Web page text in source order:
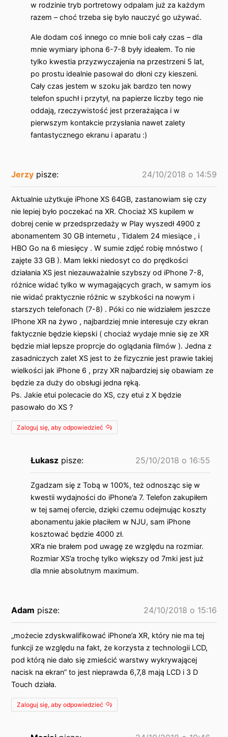
w rodzinie tryb portretowy odpalam już za każdym
razem – choć trzeba się było nauczyć go używać.
Ale dodam coś innego co mnie boli cały czas – dla
mnie wymiary iphona 6-7-8 były ideałem. To nie
tylko kwestia przyzwyczajenia na przestrzeni 5 lat,
po prostu idealnie pasował do dłoni czy kieszeni.
Cały czas jestem w szoku jak bardzo ten nowy
telefon spuchł i przytył, na papierze liczby tego nie
oddają, rzeczywistość jest przerażająca i w
pierwszym kontakcie przysłania nawet zalety
fantastycznego ekranu i aparatu :)
Jerzy pisze: 24/10/2018 o 14:59
Aktualnie użytkuje iPhone XS 64GB, zastanowiam się czy
nie lepiej było poczekać na XR. Chociaż XS kupilem w
dobrej cenie w przedsprzedaży w Play wyszedł 4900 z
abonamentem 30 GB internetu , Tidalem 24 miesiące , i
HBO Go na 6 miesięcy . W sumie zdjęć robię mnóstwo (
zajęte 33 GB ). Mam lekki niedosyt co do prędkości
działania XS jest niezauważalnie szybszy od iPhone 7-8,
różnice widać tylko w wymagających grach, w samym ios
nie widać praktycznie różnic w szybkości na nowym i
starszych telefonach (7-8) . Póki co nie widziałem jeszcze
IPhone XR na żywo , najbardziej mnie interesuje czy ekran
faktycznie będzie kiepski ( chociaż wydaje mnie się ze XR
będzie miał lepsze proprcje do oglądania filmów ). Jedna z
zasadniczych zalet XS jest to że fizycznie jest prawie takiej
wielkości jak iPhone 6 , przy XR najbardziej się obawiam ze
będzie za duży do obsługi jedna ręką.
Ps. Jakie etui polecacie do XS, czy etui z X będzie
pasowało do XS ?
Zaloguj się, aby odpowiedzieć
Łukasz pisze: 25/10/2018 o 16:55
Zgadzam się z Tobą w 100%, też odnosząc się w
kwestii wydajności do iPhone’a 7. Telefon zakupiłem
w tej samej ofercie, dzięki czemu odejmując koszty
abonamentu jakie płaciłem w NJU, sam iPhone
kosztować będzie 4000 zł.
XR’a nie brałem pod uwagę ze względu na rozmiar.
Rozmiar XS’a trochę tylko większy od 7mki jest już
dla mnie absolutnym maximum.
Adam pisze: 24/10/2018 o 15:16
„możecie zdyskwalifikować iPhone’a XR, który nie ma tej
funkcji ze względu na fakt, że korzysta z technologii LCD,
pod którą nie dało się zmieścić warstwy wykrywającej
nacisk na ekran” to jest nieprawda 6,7,8 mają LCD i 3 D
Touch działa.
Zaloguj się, aby odpowiedzieć